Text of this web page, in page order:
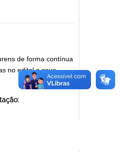
de forma contínua
no edital e seus